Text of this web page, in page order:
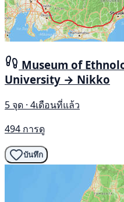
Museum of
University → Nikko
5 จุด · 4เดือนที่แล้ว
494 การดู
บันทึก